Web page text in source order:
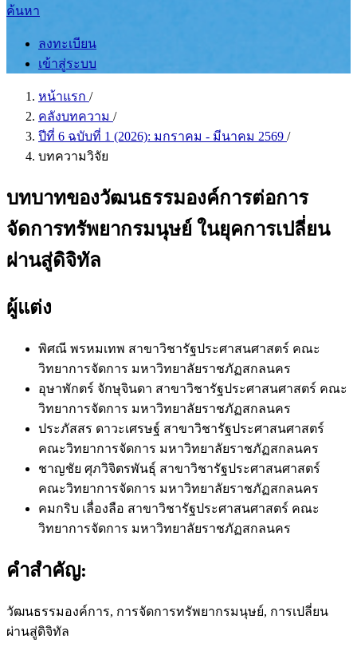
ค้นหา
ลงทะเบียน
เข้าสู่ระบบ
หน้าแรก /
คลังบทความ /
ปีที่ 6 ฉบับที่ 1 (2026): มกราคม - มีนาคม 2569 /
บทความวิจัย
บทบาทของวัฒนธรรมองค์การต่อการ
จัดการทรัพยากรมนุษย์ ในยุคการเปลี่ยน
ผ่านสู่ดิจิทัล
ผู้แต่ง
พิศณี พรหมเทพ สาขาวิชารัฐประศาสนศาสตร์ คณะ
วิทยาการจัดการ มหาวิทยาลัยราชภัฏสกลนคร
อุษาพักตร์ จักษุจินดา สาขาวิชารัฐประศาสนศาสตร์ คณะ
วิทยาการจัดการ มหาวิทยาลัยราชภัฏสกลนคร
ประภัสสร ดาวะเศรษฐ์ สาขาวิชารัฐประศาสนศาสตร์
คณะวิทยาการจัดการ มหาวิทยาลัยราชภัฏสกลนคร
ชาญชัย ศุภวิจิตรพันธุ์ สาขาวิชารัฐประศาสนศาสตร์
คณะวิทยาการจัดการ มหาวิทยาลัยราชภัฏสกลนคร
คมกริบ เลื่องลือ สาขาวิชารัฐประศาสนศาสตร์ คณะ
วิทยาการจัดการ มหาวิทยาลัยราชภัฏสกลนคร
คำสำคัญ:
วัฒนธรรมองค์การ, การจัดการทรัพยากรมนุษย์, การเปลี่ยน
ผ่านสู่ดิจิทัล